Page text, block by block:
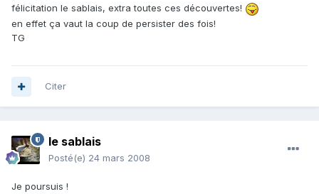
félicitation le sablais, extra toutes ces découvertes!
en effet ça vaut la coup de persister des fois!
TG
Citer
le sablais
Posté(e) 24 mars 2008
Je poursuis !